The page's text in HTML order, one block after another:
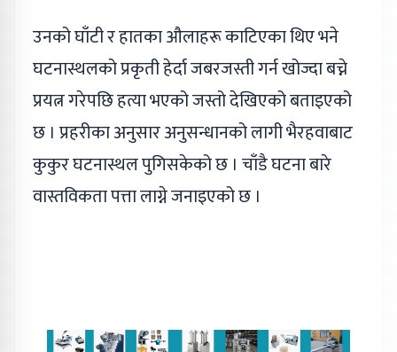
उनको घाँटी र हातका औलाहरू काटिएका थिए भने
घटनास्थलको प्रकृती हेर्दा जबरजस्ती गर्न खोज्दा बच्ने
प्रयत्न गरेपछि हत्या भएको जस्तो देखिएको बताइएको
छ । प्रहरीका अनुसार अनुसन्धानको लागी भैरहवाबाट
कुकुर घटनास्थल पुगिसकेको छ । चाँडै घटना बारे
वास्तविकता पत्ता लाग्ने जनाइएको छ ।